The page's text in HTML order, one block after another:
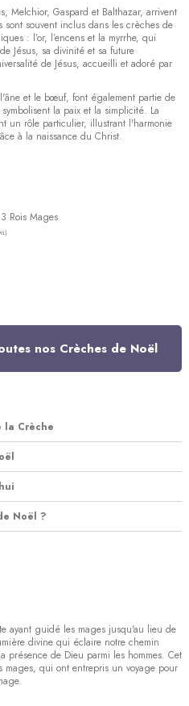
Melchior, Gaspard et Balthazar, arrivent
souvent inclus dans les crèches de
: l’or, l’encens et la myrrhe, qui
Jésus, sa divinité et sa future
de Jésus, accueilli et adoré par
et le bœuf, font également partie de
la paix et la simplicité. La
un rôle particulier, illustrant l'harmonie
à la naissance du Christ.
Rois Mages
nos Crèches de Noël
la Crèche
Noël ?
ayant guidé les mages jusqu'au lieu de
divine qui éclaire notre chemin
présence de Dieu parmi les hommes. Cet
mages, qui ont entrepris un voyage pour